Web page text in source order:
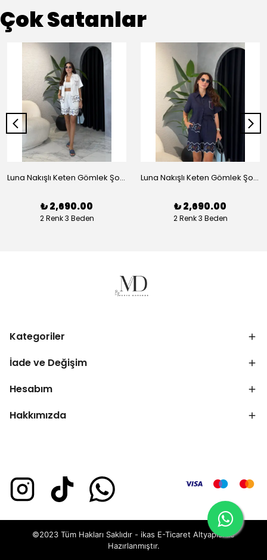
Çok Satanlar
Luna Nakışlı Keten Gömlek Şort Takım - Beyaz
₺ 2,690.00
2 Renk 3 Beden
Luna Nakışlı Keten Gömlek Şort Takım - Lacivert
₺ 2,690.00
2 Renk 3 Beden
Kategoriler
İade ve Değişim
Hesabım
Hakkımızda
©2023 Tüm Hakları Saklıdır - ikas E-Ticaret Altyapısı ile
Hazırlanmıştır.